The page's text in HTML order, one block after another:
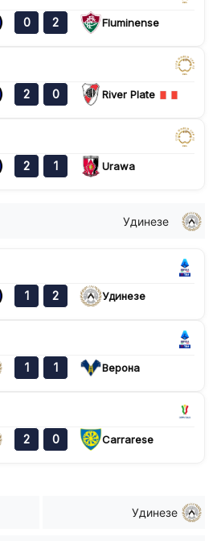
0 2 Fluminense
2 0 River Plate
2 1 Urawa
Удинезе
1 2 Удинезе
1 1 Верона
2 0 Carrarese
Удинезе